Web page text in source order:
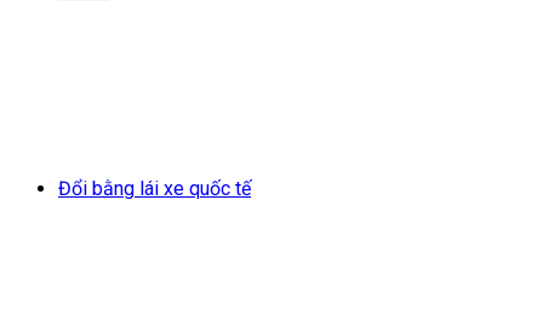
Đổi bằng lái xe quốc tế